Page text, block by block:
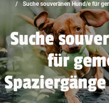
Suche souveränen Hund/e für
Suche
für